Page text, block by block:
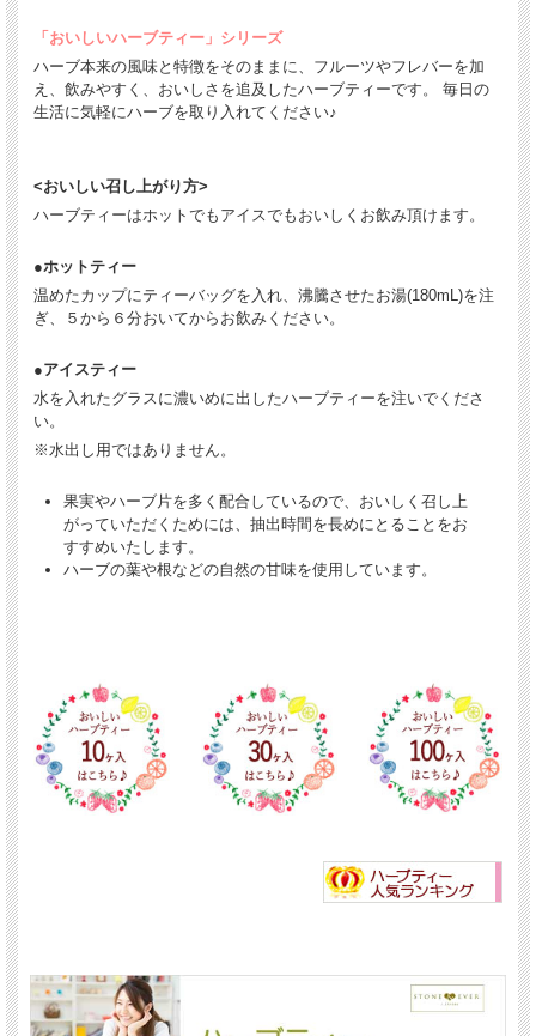
「おいしいハーブティー」シリーズ
ハーブ本来の風味と特徴をそのままに、フルーツやフレバーを加
え、飲みやすく、おいしさを追及したハーブティーです。 毎日の
生活に気軽にハーブを取り入れてください♪
<おいしい召し上がり方>
ハーブティーはホットでもアイスでもおいしくお飲み頂けます。
●ホットティー
温めたカップにティーバッグを入れ、沸騰させたお湯(180mL)を注
ぎ、５から６分おいてからお飲みください。
●アイスティー
水を入れたグラスに濃いめに出したハーブティーを注いでくださ
い。
※水出し用ではありません。
果実やハーブ片を多く配合しているので、おいしく召し上
がっていただくためには、抽出時間を長めにとることをお
すすめいたします。
ハーブの葉や根などの自然の甘味を使用しています。